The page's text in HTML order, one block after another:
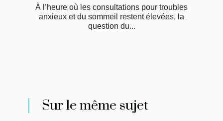
À l’heure où les consultations pour troubles
anxieux et du sommeil restent élevées, la
question du...
Sur le même sujet